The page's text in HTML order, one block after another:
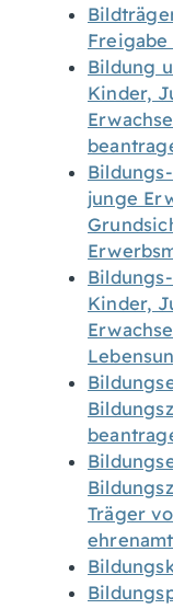
Bildung
Kinder,
junge
Kinder,
Träger